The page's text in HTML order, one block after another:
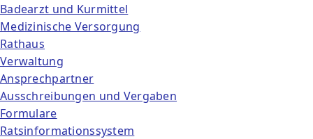
Badearzt und Kurmittel
Medizinische Versorgung
Rathaus
Verwaltung
Ansprechpartner
Ausschreibungen und Vergaben
Formulare
Ratsinformationssystem